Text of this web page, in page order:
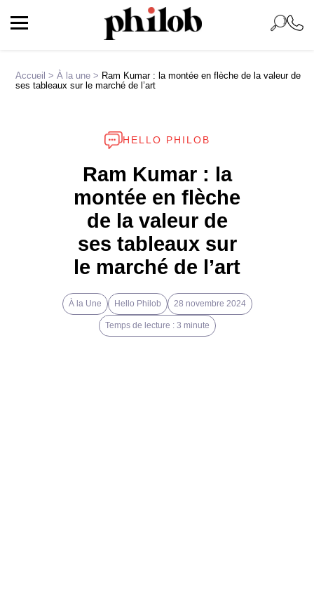
Accueil >À la une > Ram Kumar : la montée en flèche de la valeur de
ses tableaux sur le marché de l’art
HELLO PHILOB
Ram Kumar : la
montée en flèche
de la valeur de
ses tableaux sur
le marché de l’art
À la Une Hello Philob 28 novembre 2024
Temps de lecture : 3 minute